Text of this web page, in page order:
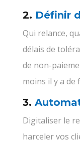
2. Définir
Qui relance,
délais de
de non-
moins il y a de
3.
Digitaliser le
harceler vos